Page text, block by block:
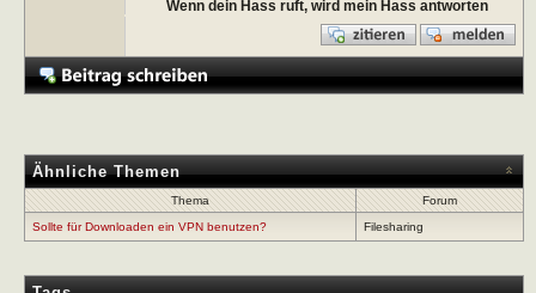
Wenn dein Hass ruft, wird mein Hass antworten
Ähnliche Themen
Thema
Forum
Sollte für Downloaden ein VPN benutzen?
Filesharing